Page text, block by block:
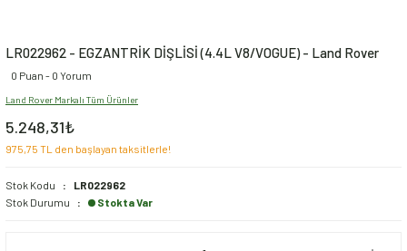
LR022962 - EGZANTRİK DİŞLİSİ (4.4L V8/VOGUE) - Land Rover
0 Puan - 0 Yorum
Land Rover Markalı Tüm Ürünler
5.248,31₺
975,75 TL den başlayan taksitlerle!
Stok Kodu
LR022962
Stok Durumu
Stokta Var